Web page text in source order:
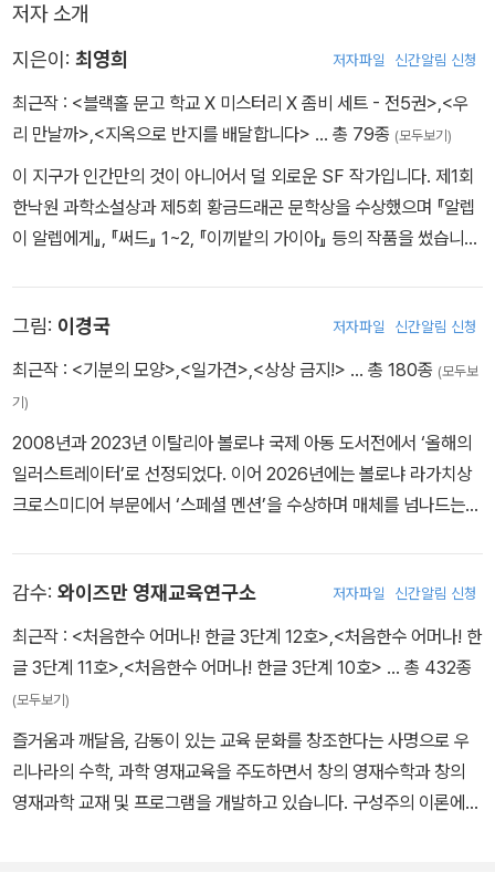
려와 양보를 하면 상생의 길로 나아갈 수 있다는 해결과정을 보여 준
다. 이 책을 읽으며 자란 어린이는 건강한 환경의식과 독창적인 환경
창의성을 가지게 될 것이다.
저자 소개
지은이: 최영희 저자파일 신간알림 신청
최근작 : <블랙홀 문고 학교 X 미스터리 X 좀비 세트 - 전5권>,<우
리 만날까>,<지옥으로 반지를 배달합니다> … 총 79종 (모두보기)
이 지구가 인간만의 것이 아니어서 덜 외로운 SF 작가입니다. 제1회
한낙원 과학소설상과 제5회 황금드래곤 문학상을 수상했으며 『알렙
이 알렙에게』, 『써드』 1~2, 『이끼밭의 가이아』 등의 작품을 썼습니
그림: 이경국 저자파일 신간알림 신청
최근작 : <기분의 모양>,<일가견>,<상상 금지!> … 총 180종 (모두보
기)
2008년과 2023년 이탈리아 볼로냐 국제 아동 도서전에서 ‘올해의
일러스트레이터’로 선정되었다. 이어 2026년에는 볼로냐 라가치상
크로스미디어 부문에서 ‘스페셜 멘션’을 수상하며 매체를 넘나드는
『상상 금지!』를 비롯해 『기분의 모양』, 『개꿈』, 『넌 없어!』, 『그림책
작가로 살아가기』, 플레이송스 사운드북 시리즈(26권) 등 다수가 있
다.
감수: 와이즈만 영재교육연구소 저자파일 신간알림 신청
최근작 : <처음한수 어머나! 한글 3단계 12호>,<처음한수 어머나! 한
글 3단계 11호>,<처음한수 어머나! 한글 3단계 10호> … 총 432종
(모두보기)
즐거움과 깨달음, 감동이 있는 교육 문화를 창조한다는 사명으로 우
리나라의 수학, 과학 영재교육을 주도하면서 창의 영재수학과 창의
영재과학 교재 및 프로그램을 개발하고 있습니다. 구성주의 이론에